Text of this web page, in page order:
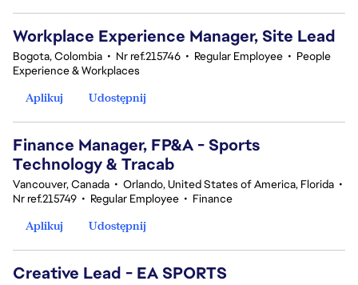
Workplace Experience Manager, Site Lead
Bogota, Colombia • Nr ref.215746 • Regular Employee • People
Experience & Workplaces
Aplikuj
Udostępnij
Finance Manager, FP&A - Sports
Technology & Tracab
Vancouver, Canada • Orlando, United States of America, Florida •
Nr ref.215749 • Regular Employee • Finance
Aplikuj
Udostępnij
Creative Lead - EA SPORTS